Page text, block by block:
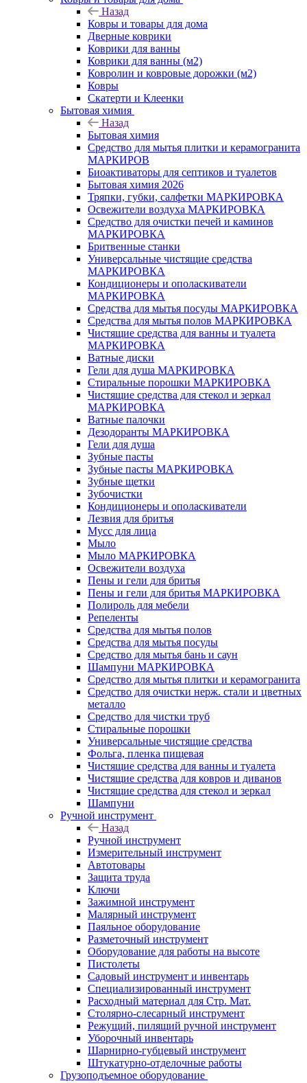
Назад
Ковры и товары для дома
Дверные коврики
Коврики для ванны
Коврики для ванны (м2)
Ковролин и ковровые дорожки (м2)
Ковры
Скатерти и Клеенки
Бытовая химия
Назад
Бытовая химия
Средство для мытья плитки и керамогранита
МАРКИРОВ
Биоактиваторы для септиков и туалетов
Бытовая химия 2026
Тряпки, губки, салфетки МАРКИРОВКА
Освежители воздуха МАРКИРОВКА
Средство для очистки печей и каминов
МАРКИРОВКА
Бритвенные станки
Универсальные чистящие средства
МАРКИРОВКА
Кондиционеры и ополаскиватели
МАРКИРОВКА
Средства для мытья посуды МАРКИРОВКА
Средства для мытья полов МАРКИРОВКА
Чистящие средства для ванны и туалета
МАРКИРОВКА
Ватные диски
Гели для душа МАРКИРОВКА
Стиральные порошки МАРКИРОВКА
Чистящие средства для стекол и зеркал
МАРКИРОВКА
Ватные палочки
Дезодоранты МАРКИРОВКА
Гели для душа
Зубные пасты
Зубные пасты МАРКИРОВКА
Зубные щетки
Зубочистки
Кондиционеры и ополаскиватели
Лезвия для бритья
Мусс для лица
Мыло
Мыло МАРКИРОВКА
Освежители воздуха
Пены и гели для бритья
Пены и гели для бритья МАРКИРОВКА
Полироль для мебели
Репеленты
Средства для мытья полов
Средства для мытья посуды
Средство для мытья бань и саун
Шампуни МАРКИРОВКА
Средство для мытья плитки и керамогранита
Средство для очистки нерж. стали и цветных
металло
Средство для чистки труб
Стиральные порошки
Универсальные чистящие средства
Фольга, пленка пищевая
Чистящие средства для ванны и туалета
Чистящие средства для ковров и диванов
Чистящие средства для стекол и зеркал
Шампуни
Ручной инструмент
Назад
Ручной инструмент
Измерительный инструмент
Автотовары
Защита труда
Ключи
Зажимной инструмент
Малярный инструмент
Паяльное оборудование
Разметочный инструмент
Оборудование для работы на высоте
Пистолеты
Садовый инструмент и инвентарь
Специализированный инструмент
Расходный материал для Стр. Мат.
Столярно-слесарный инструмент
Режущий, пилящий ручной инструмент
Уборочный инвентарь
Шарнирно-губцевый инструмент
Штукатурно-отделочные работы
Грузоподъемное оборудование